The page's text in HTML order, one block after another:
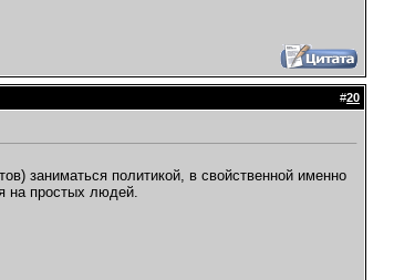
#20
заниматься политикой, в свойственной именно
на простых людей.